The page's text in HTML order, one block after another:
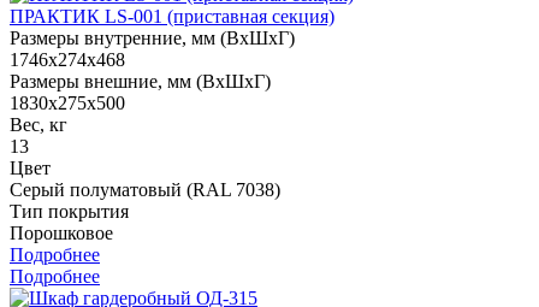
ПРАКТИК LS-001 (приставная секция)
Размеры внутренние, мм (ВхШхГ)
1746x274x468
Размеры внешние, мм (ВхШхГ)
1830x275x500
Вес, кг
13
Цвет
Серый полуматовый (RAL 7038)
Тип покрытия
Порошковое
Подробнее
Подробнее